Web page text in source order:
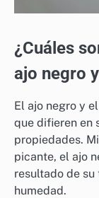
¿Cuáles
ajo negro
El ajo negro y
que difieren en
propiedades.
picante, el ajo
resultado de
humedad.